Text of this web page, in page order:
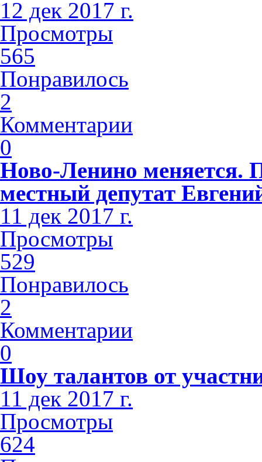
12 дек 2017 г.
Просмотры
565
Понравилось
2
Комментарии
0
Ново-Ленино меняется.
местный депутат
11 дек 2017 г.
Просмотры
529
Понравилось
2
Комментарии
0
Шоу талантов от
11 дек 2017 г.
Просмотры
624